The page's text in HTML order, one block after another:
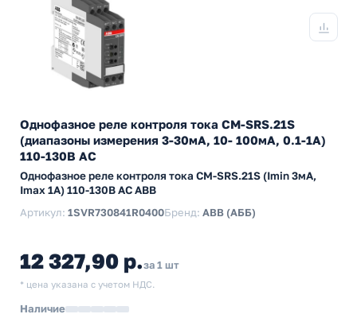
Однофазное реле контроля тока CM-SRS.21S
(диапазоны измерения 3-30мА, 10- 100мА, 0.1-1А)
110-130В AC
Однофазное реле контроля тока CM-SRS.21S (Imin 3мА,
Imax 1A) 110-130В AC ABB
Артикул: 1SVR730841R0400Бренд: ABB (АББ)
12 327,90 р.за 1 шт
* цена указана с учетом НДС.
Наличие